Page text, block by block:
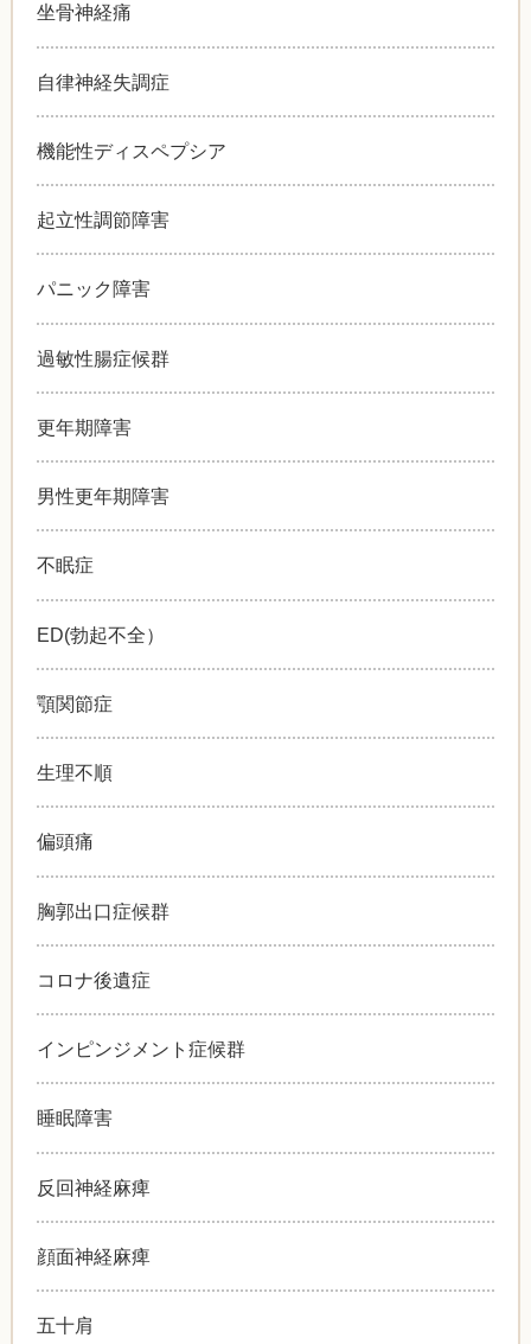
坐骨神経痛
自律神経失調症
機能性ディスペプシア
起立性調節障害
パニック障害
過敏性腸症候群
更年期障害
男性更年期障害
不眠症
ED(勃起不全）
顎関節症
生理不順
偏頭痛
胸郭出口症候群
コロナ後遺症
インピンジメント症候群
睡眠障害
反回神経麻痺
顔面神経麻痺
五十肩